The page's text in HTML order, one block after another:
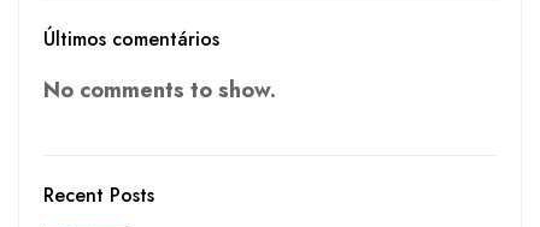
Últimos comentários
No comments to show.
Recent Posts